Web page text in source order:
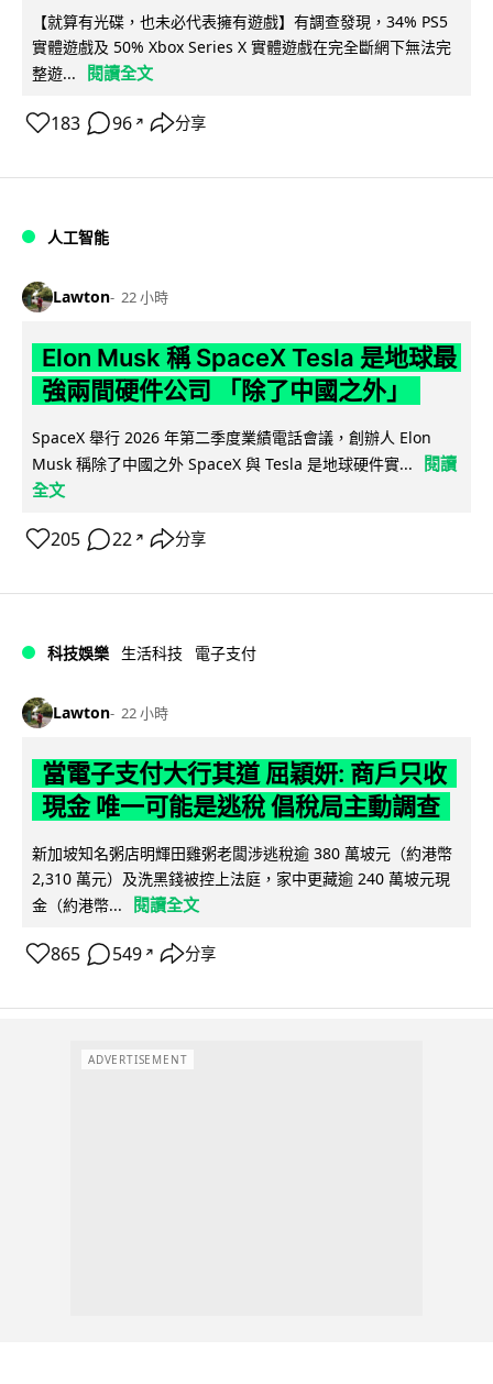
【就算有光碟，也未必代表擁有遊戲】有調查發現，34% PS5
實體遊戲及 50% Xbox Series X 實體遊戲在完全斷網下無法完
整遊...
閱讀全文
183 96 ↗ 分享
人工智能
Lawton 22 小時
Elon Musk 稱 SpaceX Tesla 是地球最
強兩間硬件公司 「除了中國之外」
SpaceX 舉行 2026 年第二季度業績電話會議，創辦人 Elon
Musk 稱除了中國之外 SpaceX 與 Tesla 是地球硬件實...
閱讀
全文
205 22 ↗ 分享
科技娛樂 生活科技 電子支付
Lawton 22 小時
當電子支付大行其道 屈穎妍: 商戶只收
現金 唯一可能是逃稅 倡稅局主動調查
新加坡知名粥店明輝田雞粥老闆涉逃稅逾 380 萬坡元（約港幣
2,310 萬元）及洗黑錢被控上法庭，家中更藏逾 240 萬坡元現
金（約港幣...
閱讀全文
865 549 ↗ 分享
ADVERTISEMENT